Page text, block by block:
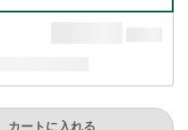
カートに入れる